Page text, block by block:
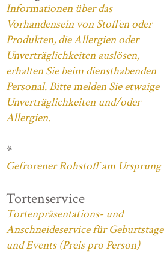
Informationen über das
Vorhandensein von Stoffen oder
Produkten, die Allergien oder
Unverträglichkeiten auslösen,
erhalten Sie beim diensthabenden
Personal. Bitte melden Sie etwaige
Unverträglichkeiten und/oder
Allergien.
*
Gefrorener Rohstoff am Ursprung
Tortenservice
Tortenpräsentations- und
Anschneideservice für Geburtstage
und Events (Preis pro Person)